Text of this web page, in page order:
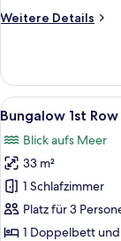
anzeigen
Weitere Details
Weitere
Maisonette
Side
Sea
View
Alle
Fotos
für
Bungalow
1st
Row
Sea
6
Bungalow 1st
Blick aufs Meer
33 m²
1 Schlafzimmer
Platz für 3
1 Doppelbett